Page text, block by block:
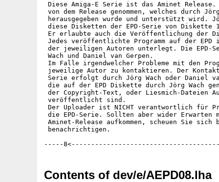
Diese Amiga-E Serie ist das Aminet
von dem Release genommen, welches durch
herausgegeben wurde und unterstützt wird.
diese Disketten der EPD-Serie von Diskette
Er erlaubte auch die Veröffentlichung der
Jedes veröffentlichte Programm auf der EPD
der jeweiligen Autoren unterlegt. Die EPD-
Wach und Daniel van Gerpen.
Im Falle irgendwelcher Probleme mit den
jeweilige Autor zu kontaktieren. Der Kontakt
Serie erfolgt durch Jörg Wach oder Daniel
die auf der EPD Diskette durch Jörg Wach
der Copyright-Text, oder Liesmich-Dateien
veröffentlicht sind.
Der Uploader ist NICHT verantwortlich für
die EPD-Serie. Sollten aber wider Erwarten
Aminet-Release aufkommen, scheuen Sie
benachrichtigen.
Contents of dev/e/AEPD08.lha